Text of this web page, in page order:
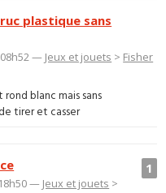
plastique sans
08h52 — Jeux et jouets > Fisher
blanc mais sans
tirer et casser
1
— Jeux et jouets >